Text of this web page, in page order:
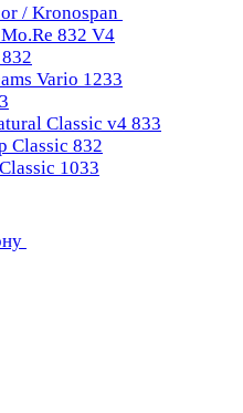
/ Kronospan
832 V4
Vario 1233
Classic v4 833
Classic 832
1033